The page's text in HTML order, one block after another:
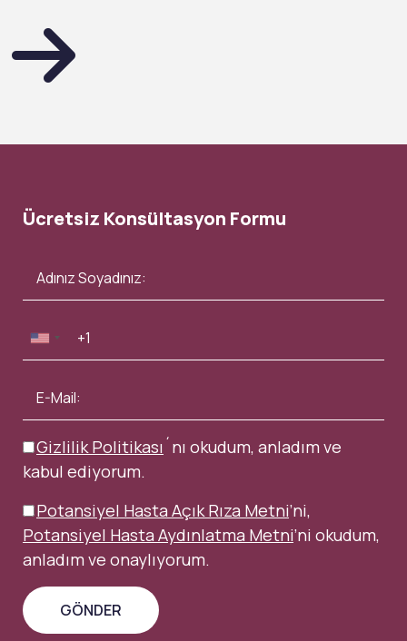
Ücretsiz Konsültasyon Formu
Gizlilik Politikası ´nı okudum, anladım ve
kabul ediyorum.
Potansiyel Hasta Açık Rıza Metni’ni,
Potansiyel Hasta Aydınlatma Metni’ni okudum,
anladım ve onaylıyorum.